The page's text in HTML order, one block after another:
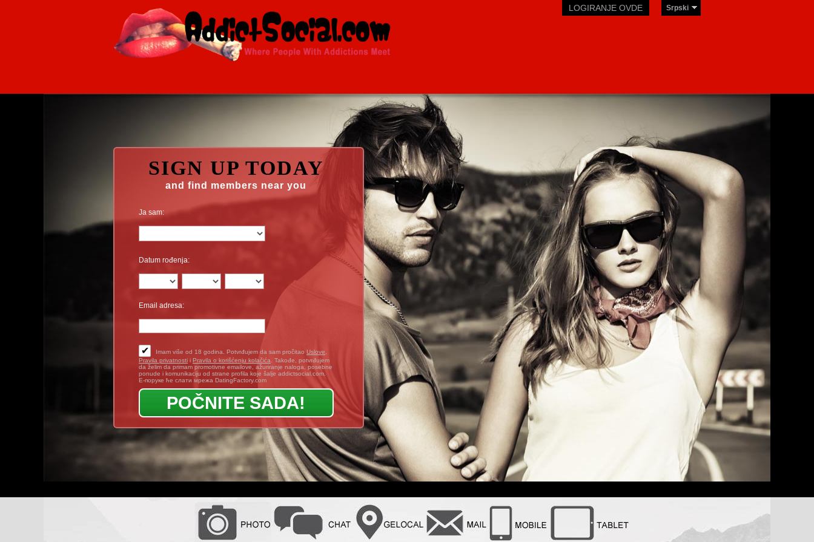
LOGIRANJE OVDE Srpski
SIGN UP TODAY
and find members near you
Ja sam:
Datum rođenja:
Email adresa:
✔ Imam više od 18 godina. Potvrđujem da sam pročitao Uslove
Pravila privatnosti i Pravila o korišćenju kolačića . Takođe, potvrđujem
da želim da primam promotivne emailove, ažuriranje naloga, posebne
ponude i komunikaciju od strane profila koje šalje addictsocial.com.
Е-поруке ће слати мрежа DatingFactory.com